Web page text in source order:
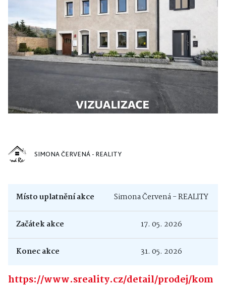
SIMONA ČERVENÁ - REALITY
Místo uplatnění akce Simona Červená - REALITY
Začátek akce 17. 05. 2026
Konec akce 31. 05. 2026
https://www.sreality.cz/detail/prodej/kom